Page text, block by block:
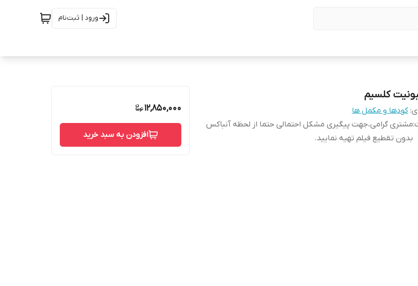
ورود | ثبت‌نام
کلسیم
:کودها و مکمل ها
:مشتری گرامی،جهت پیگیری مشکل احتمالی حتما از لحظه آنباکس
بدون تقطیع فیلم تهیه نمایید.
12,850,000
افزودن به سبد خرید